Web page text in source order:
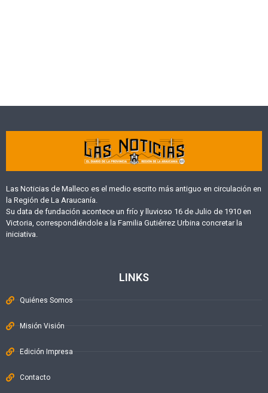
Las Noticias de Malleco es el medio escrito más antiguo en circulación en
la Región de La Araucanía.
Su data de fundación acontece un frío y lluvioso 16 de Julio de 1910 en
Victoria, correspondiéndole a la Familia Gutiérrez Urbina concretar la
iniciativa.
LINKS
Quiénes Somos
Misión Visión
Edición Impresa
Contacto